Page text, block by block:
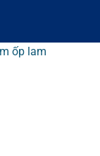
ốp lam